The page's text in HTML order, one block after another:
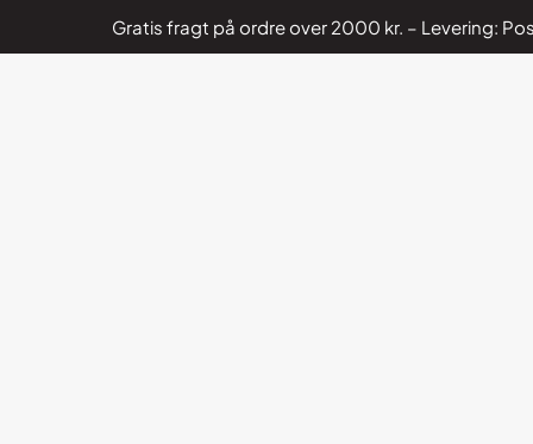
Gratis fragt på ordre over 2000 kr. – Levering: